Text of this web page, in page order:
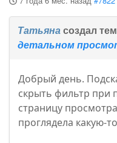
Татьянасоздал
детальном
Добрый день.
скрыть фильтр при
страницу
проглядела какую-